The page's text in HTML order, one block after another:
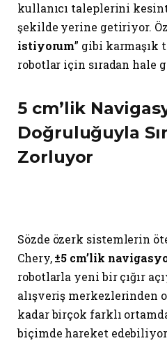
kullanıcı taleplerini
şekilde yerine getiriyor.
istiyorum” gibi karmaşık
robotlar için sıradan hale
5 cm’lik
Doğruluğuyla
Zorluyor
Sözde özerk sistemlerin
Chery,±5 cm’lik
robotlarla yeni bir çığır
alışveriş merkezlerinden
kadar birçok farklı
biçimde hareket